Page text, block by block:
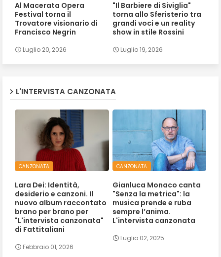
Al Macerata Opera
Festival torna il
Trovatore visionario di
Francisco Negrin
Luglio 20, 2026
"Il Barbiere di Siviglia"
torna allo Sferisterio tra
grandi voci e un reality
show in stile Rossini
Luglio 19, 2026
L'INTERVISTA CANZONATA
CANZONATA
Lara Dei: Identità,
desiderio e canzoni. Il
nuovo album raccontato
brano per brano per
"L'intervista canzonata"
di Fattitaliani
Febbraio 01, 2026
CANZONATA
Gianluca Monaco canta
"Senza la metrica": la
musica prende e ruba
sempre l’anima.
L'intervista canzonata
Luglio 02, 2025